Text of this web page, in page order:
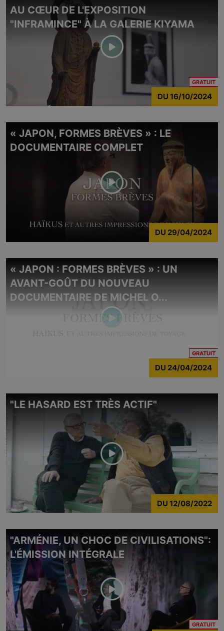
AU CŒUR DE L'EXPOSITION
"INFRAMINCE" À LA GALERIE KIYAMA
GRATUIT
DU 16/10/2024
« JAPON, FORMES BRÈVES » : LE
DOCUMENTAIRE COMPLET
DU 29/04/2024
« JAPON : FORMES BRÈVES » : UN
AVANT-GOÛT DU NOUVEAU
DOCUMENTAIRE DE MICHEL O...
GRATUIT
DU 24/04/2024
"LE HASARD EST TRÈS ACTIF"
DU 12/08/2022
"ARMÉNIE, UN CHOC DE CIVILISATIONS":
L'ÉMISSION INTÉGRALE
GRATUIT